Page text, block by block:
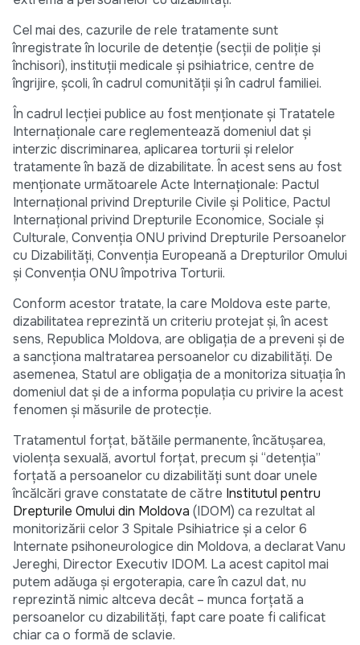
Cel mai des, cazurile de rele tratamente sunt
înregistrate în locurile de detenție (secții de poliție și
închisori), instituții medicale și psihiatrice, centre de
îngrijire, școli, în cadrul comunității și în cadrul familiei.
În cadrul lecției publice au fost menționate și Tratatele
Internaționale care reglementează domeniul dat și
interzic discriminarea, aplicarea torturii și relelor
tratamente în bază de dizabilitate. În acest sens au fost
menționate următoarele Acte Internaționale: Pactul
Internaţional privind Drepturile Civile şi Politice, Pactul
Internaţional privind Drepturile Economice, Sociale şi
Culturale, Convenția ONU privind Drepturile Persoanelor
cu Dizabilități, Convenţia Europeană a Drepturilor Omului
și Convenția ONU împotriva Torturii.
Conform acestor tratate, la care Moldova este parte,
dizabilitatea reprezintă un criteriu protejat și, în acest
sens, Republica Moldova, are obligația de a preveni și de
a sancționa maltratarea persoanelor cu dizabilități. De
asemenea, Statul are obligația de a monitoriza situația în
domeniul dat și de a informa populația cu privire la acest
fenomen și măsurile de protecție.
Tratamentul forțat, bătăile permanente, încătușarea,
violența sexuală, avortul forțat, precum și “detenția”
forțată a persoanelor cu dizabilități sunt doar unele
încălcări grave constatate de către Institutul pentru
Drepturile Omului din Moldova (IDOM) ca rezultat al
monitorizării celor 3 Spitale Psihiatrice și a celor 6
Internate psihoneurologice din Moldova, a declarat Vanu
Jereghi, Director Executiv IDOM. La acest capitol mai
putem adăuga și ergoterapia, care în cazul dat, nu
reprezintă nimic altceva decât – munca forțată a
persoanelor cu dizabilități, fapt care poate fi calificat
chiar ca o formă de sclavie.